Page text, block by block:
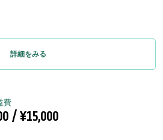
詳細をみる
費
/ ¥15,000